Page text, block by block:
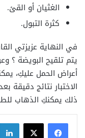
الغثيان أو القئ.
كثرة التبول.
في النهاية عزيزتي
يتم تلقيح البويضة ؟
أعراض الحمل عليكِ،
الاختبار نتائج
ذلك يمكنكِ الذهاب
فيسبوكX